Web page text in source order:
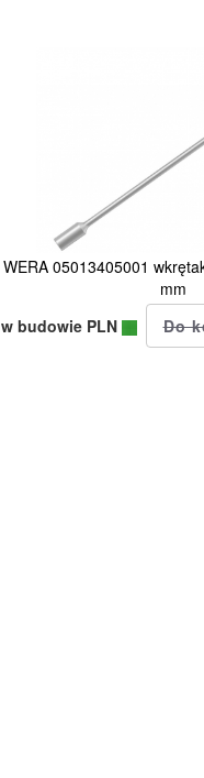
WERA 05013405001
mm
w budowie PLN